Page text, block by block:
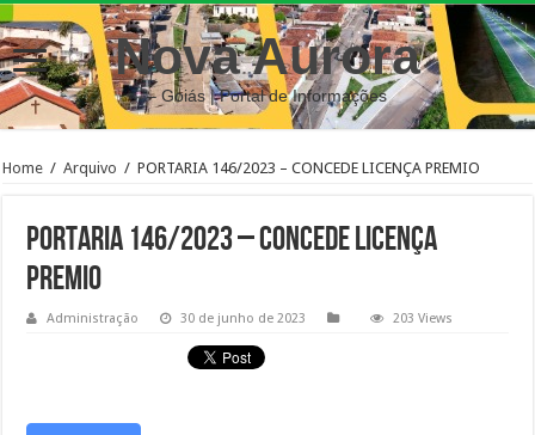
Nova Aurora
– Goiás | Portal de Informações
Home / Arquivo / PORTARIA 146/2023 – CONCEDE LICENÇA PREMIO
PORTARIA 146/2023 – CONCEDE LICENÇA
PREMIO
Administração 30 de junho de 2023 203 Views